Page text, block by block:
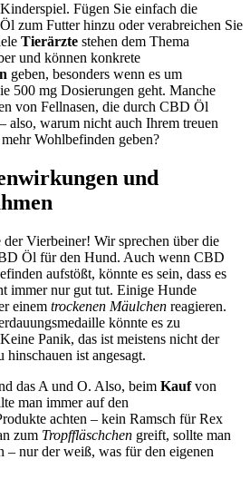
Fügen Sie einfach die
zum Futter hinzu oder verabreichen Sie
Tierärzte stehen dem Thema
und können konkrete
geben, besonders wenn es um
500 mg Dosierungen geht. Manche
von Fellnasen, die durch CBD Öl
also, warum nicht auch Ihrem treuen
Wohlbefinden geben?
und
der Vierbeiner! Wir sprechen über die
Öl für den Hund. Auch wenn CBD
aufstößt, könnte es sein, dass es
immer nur gut tut. Einige Hunde
einem trockenen Mäulchen reagieren.
könnte es zu
Panik, das ist meistens nicht der
hinschauen ist angesagt.
das A und O. Also, beim Kaufvon
man immer auf den
achten – kein Ramsch für Rex
zum Tropffläschchen greift, sollte man
– nur der weiß, was für den eigenen